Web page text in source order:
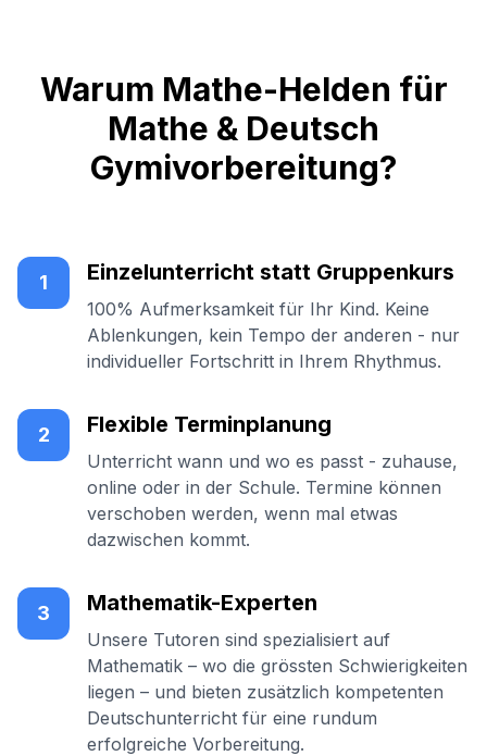
Warum Mathe-Helden für
Mathe & Deutsch
Gymivorbereitung?
1 Einzelunterricht statt Gruppenkurs
100% Aufmerksamkeit für Ihr Kind. Keine
Ablenkungen, kein Tempo der anderen - nur
individueller Fortschritt in Ihrem Rhythmus.
2 Flexible Terminplanung
Unterricht wann und wo es passt - zuhause,
online oder in der Schule. Termine können
verschoben werden, wenn mal etwas
dazwischen kommt.
3 Mathematik-Experten
Unsere Tutoren sind spezialisiert auf
Mathematik – wo die grössten Schwierigkeiten
liegen – und bieten zusätzlich kompetenten
Deutschunterricht für eine rundum
erfolgreiche Vorbereitung.